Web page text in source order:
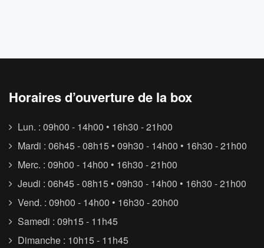
Horaires d’ouverture de la box
Lun. : 09h00 - 14h00 • 16h30 - 21h00
Mardi : 06h45 - 08h15 • 09h30 - 14h00 • 16h30 - 21h00
Merc. : 09h00 - 14h00 • 16h30 - 21h00
Jeudi : 06h45 - 08h15 • 09h30 - 14h00 • 16h30 - 21h00
Vend. : 09h00 - 14h00 • 16h30 - 20h00
Samedi : 09h15 - 11h45
Dimanche : 10h15 - 11h45